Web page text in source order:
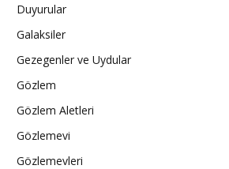
Duyurular
Galaksiler
Gezegenler ve Uydular
Gözlem
Gözlem Aletleri
Gözlemevi
Gözlemevleri